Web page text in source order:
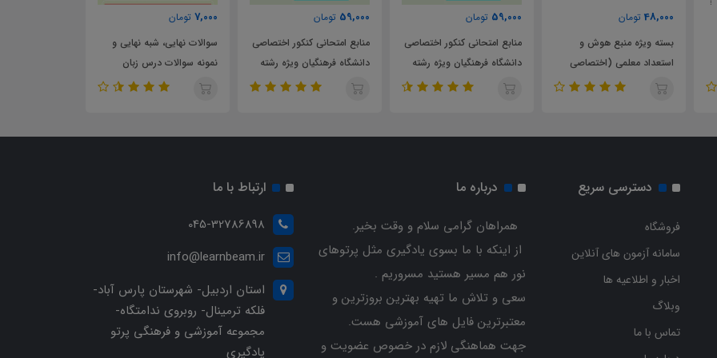
59,000 تومان
منابع امتحانی کنکور اختصاصی
دانشگاه فرهنگیان ویژه رشته
های علوم تجربی و ریاضی
59,000 تومان
منابع امتحانی کنکور اختصاصی
دانشگاه فرهنگیان ویژه رشته
علوم انسانی
7,000 تومان
سوالات نهایی، شبه نهایی و
نمونه سوالات درس زبان
انگلیسی پایه دهم تجربی
7,000 تومان
سوالات نهایی، شبه نهایی و
نمونه سوالات درس زیست
پایه دهم تجربی
دسترسی سریع
فروشگاه
سامانه آزمون های آنلاین
اخبار و اطلاعیه ها
وبلاگ
تماس با ما
درباره ما
همراهان گرامی سلام و وقت بخیر.
از اینکه با ما بسوی یادگیری مثل پرتوهای
نور هم مسیر هستید مسروریم .
سعی و تلاش ما تهیه بهترین بروزترین و
معتبرترین فایل های آموزشی هست.
جهت هماهنگی لازم در خصوص عضویت و
ارتباط با ما
045-32786898
info@learnbeam.ir
استان اردبیل- شهرستان پارس آباد-
فلکه ترمینال- روبروی ندامتگاه-
مجموعه آموزشی و فرهنگی پرتو
یادگیری